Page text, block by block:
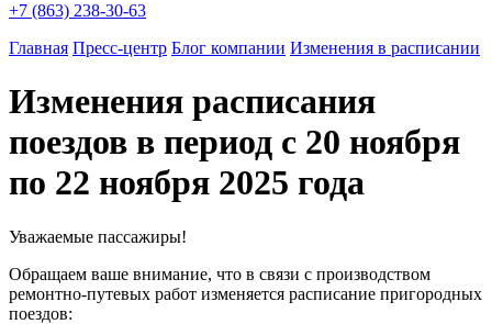
+7 (863) 238-30-63
Главная Пресс-центр Блог компании Изменения в расписании
Изменения расписания
поездов в период с 20 ноября
по 22 ноября 2025 года
Уважаемые пассажиры!
Обращаем ваше внимание, что в связи с производством
ремонтно-путевых работ изменяется расписание пригородных
поездов: